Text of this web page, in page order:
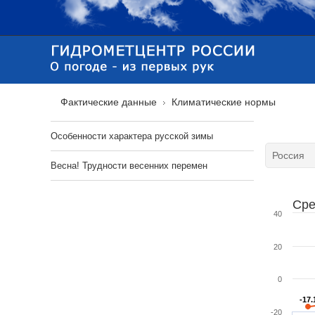
Фактические данные Климатические нормы
--
-20
0
20
40
Особенности характера русской зимы
Весна! Трудности весенних перемен